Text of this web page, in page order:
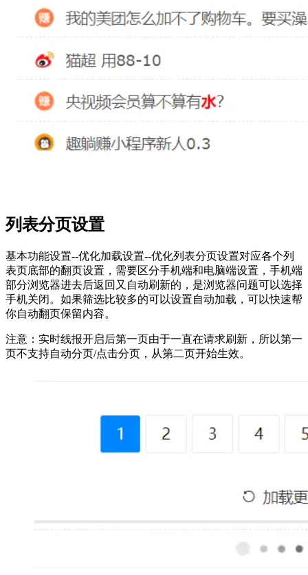
列表分页设置
基本功能设置--优化加载设置--优化列表分页设置对应各个列
表页底部的翻页设置，需要区分手机端和电脑端设置，手机端
部分浏览器进去后返回又自动刷新的，是浏览器问题可以选择
手机关闭。如果筛选比较多的可以设置自动加载，可以快速帮
你自动翻页保留内容。
注意：实时线报开启后第一页由于一直在请求刷新，所以第一
页不支持自动分页/点击分页，从第二页开始生效。